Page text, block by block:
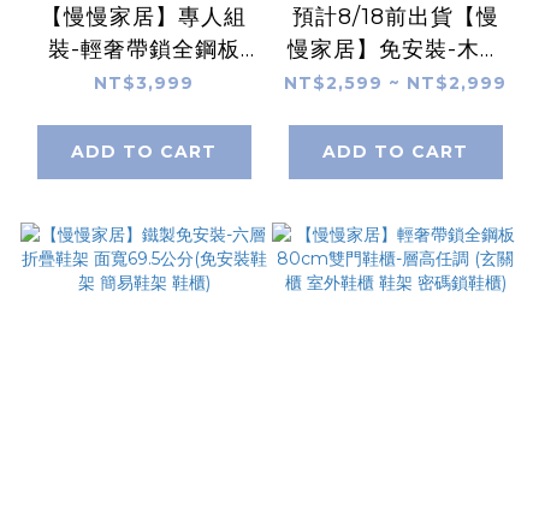
【慢慢家居】專人組
裝-輕奢帶鎖全鋼板
80cm雙門鞋櫃-層高
鞋架 密碼鎖鞋櫃)
NT$3,999
ADD TO CART
預計8/18前出貨【慢
慢家居】免安裝-木頂
超薄翻斗鋼製鞋櫃
拉門鞋櫃 收納鞋櫃 鞋
架
NT$2,599 ~ NT$2,999
ADD TO CART